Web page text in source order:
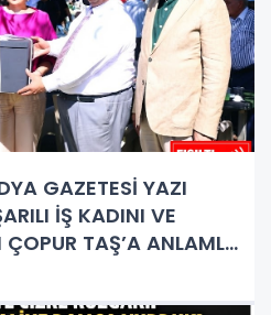
GAZETESİ YAZI
İŞ KADINI VE
TAŞ’A ANLAMLI